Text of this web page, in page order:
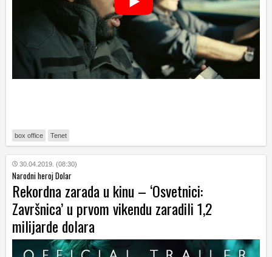
box office Tenet
30.04.2019. (08:30)
Narodni heroj Dolar
Rekordna zarada u kinu – ‘Osvetnici:
Završnica’ u prvom vikendu zaradili 1,2
milijarde dolara